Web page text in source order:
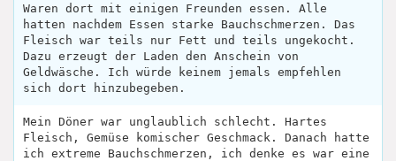
Waren dort mit einigen Freunden essen. Alle
hatten nachdem Essen starke Bauchschmerzen. Das
Fleisch war teils nur Fett und teils ungekocht.
Dazu erzeugt der Laden den Anschein von
Geldwäsche. Ich würde keinem jemals empfehlen
sich dort hinzubegeben.
Mein Döner war unglaublich schlecht. Hartes
Fleisch, Gemüse komischer Geschmack. Danach hatte
ich extreme Bauchschmerzen, ich denke es war eine